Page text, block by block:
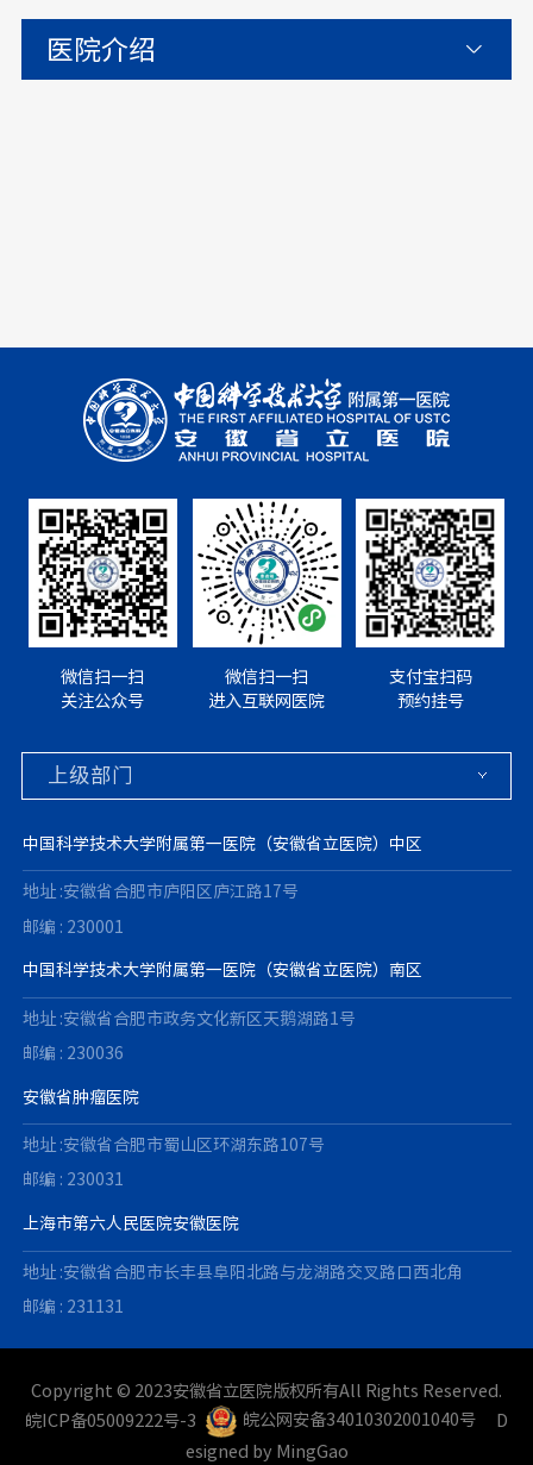
医院介绍
微信扫一扫
关注公众号
微信扫一扫
进入互联网医院
支付宝扫码
预约挂号
中国科学技术大学附属第一医院（安徽省立医院）中区
地址 :安徽省合肥市庐阳区庐江路17号
邮编 : 230001
中国科学技术大学附属第一医院（安徽省立医院）南区
地址 :安徽省合肥市政务文化新区天鹅湖路1号
邮编 : 230036
安徽省肿瘤医院
地址 :安徽省合肥市蜀山区环湖东路107号
邮编 : 230031
上海市第六人民医院安徽医院
地址 :安徽省合肥市长丰县阜阳北路与龙湖路交叉路口西北角
邮编 : 231131
Copyright © 2023安徽省立医院版权所有All Rights Reserved.
皖ICP备05009222号-3
皖公网安备34010302001040号
D
esigned by MingGao